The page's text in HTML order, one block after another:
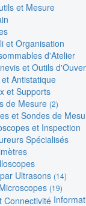
et Mesure
et Organisation
d'Atelier
et Outils
et Antistatique
et Supports
de Mesure (2)
et Sondes de
et Inspection
Spécialisés
Ultrasons (14)
(19)